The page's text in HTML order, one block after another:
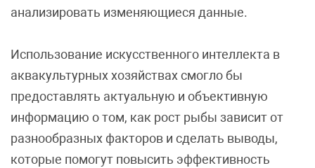
анализировать изменяющиеся данные.
Использование искусственного интеллекта в
аквакультурных хозяйствах смогло бы
предоставлять актуальную и объективную
информацию о том, как рост рыбы зависит от
разнообразных факторов и сделать выводы,
которые помогут повысить эффективность